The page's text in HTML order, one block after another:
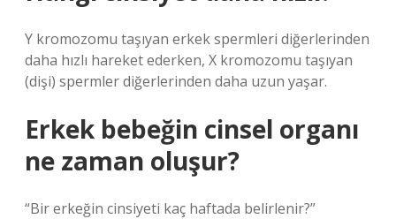
Y kromozomu taşıyan erkek spermleri diğerlerinden
daha hızlı hareket ederken, X kromozomu taşıyan
(dişi) spermler diğerlerinden daha uzun yaşar.
Erkek bebeğin cinsel organı
ne zaman oluşur?
“Bir erkeğin cinsiyeti kaç haftada belirlenir?”